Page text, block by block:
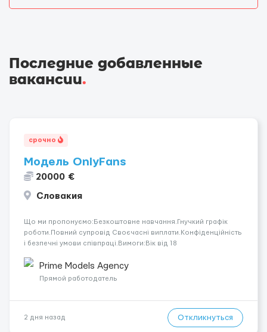
Последние добавленные
вакансии.
срочно
Модель OnlyFans
20000 €
Словакия
Що ми пропонуємо:Безкоштовне навчання.Гнучкий графік
роботи.Повний супровід Своєчасні виплати.Конфіденційність
і безпечні умови співпраці.Вимоги:Вік від 18
розвиватися.Досвід не обов’язковий.Якщо вас зацікавила
вакансія — залишайте відгук, і ми зв’яжемося ...
Prime Models Agency
Прямой работодатель
2 дня назад Откликнуться